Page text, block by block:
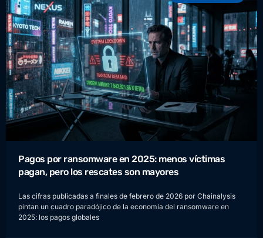
Pagos por ransomware en 2025: menos víctimas
pagan, pero los rescates son mayores
Las cifras publicadas a finales de febrero de 2026 por Chainalysis
pintan un cuadro paradójico de la economía del ransomware en
2025: los pagos globales